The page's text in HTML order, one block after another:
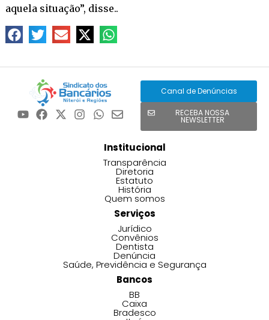
aquela situação”, disse..
Canal de Denúncias
RECEBA NOSSA
NEWSLETTER
Institucional
Transparência
Diretoria
Estatuto
História
Quem somos
Serviços
Jurídico
Convênios
Dentista
Denúncia
Saúde, Previdência e Segurança
Bancos
BB
Caixa
Bradesco